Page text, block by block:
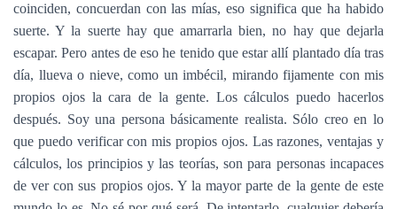
coinciden, concuerdan con las mías, eso significa que ha habido
suerte. Y la suerte hay que amarrarla bien, no hay que dejarla
escapar. Pero antes de eso he tenido que estar allí plantado día tras
día, llueva o nieve, como un imbécil, mirando fijamente con mis
propios ojos la cara de la gente. Los cálculos puedo hacerlos
después. Soy una persona básicamente realista. Sólo creo en lo
que puedo verificar con mis propios ojos. Las razones, ventajas y
cálculos, los principios y las teorías, son para personas incapaces
de ver con sus propios ojos. Y la mayor parte de la gente de este